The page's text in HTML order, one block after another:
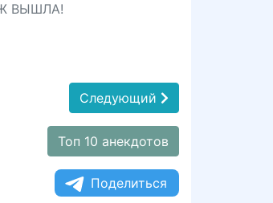
ВЫШЛА!
Следующий
Топ 10 анекдотов
Поделиться